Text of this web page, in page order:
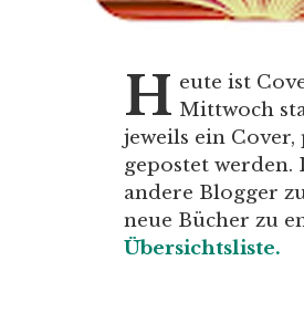
H eute ist
Mittwoch
jeweils ein
gepostet werden.
andere Blogger
neue Bücher zu
Übersichtsliste.